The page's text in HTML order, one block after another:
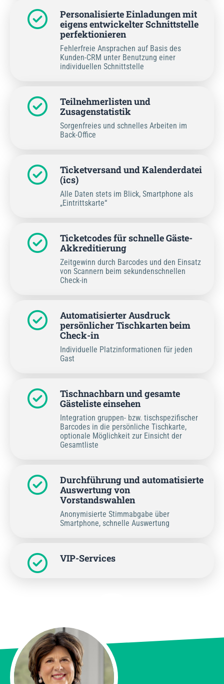
Personalisierte Einladungen mit
eigens entwickelter Schnittstelle
perfektionieren
Fehlerfreie Ansprachen auf Basis des
Kunden-CRM unter Benutzung einer
individuellen Schnittstelle
Teilnehmerlisten und
Zusagenstatistik
Sorgenfreies und schnelles Arbeiten im
Back-Office
Ticketversand und Kalenderdatei
(ics)
Alle Daten stets im Blick, Smartphone als
„Eintrittskarte“
Ticketcodes für schnelle Gäste-
Akkreditierung
Zeitgewinn durch Barcodes und den Einsatz
von Scannern beim sekundenschnellen
Check-in
Automatisierter Ausdruck
persönlicher Tischkarten beim
Check-in
Individuelle Platzinformationen für jeden
Gast
Tischnachbarn und gesamte
Gästeliste einsehen
Integration gruppen- bzw. tischspezifischer
Barcodes in die persönliche Tischkarte,
optionale Möglichkeit zur Einsicht der
Gesamtliste
Durchführung und automatisierte
Auswertung von
Vorstandswahlen
Anonymisierte Stimmabgabe über
Smartphone, schnelle Auswertung
VIP-Services